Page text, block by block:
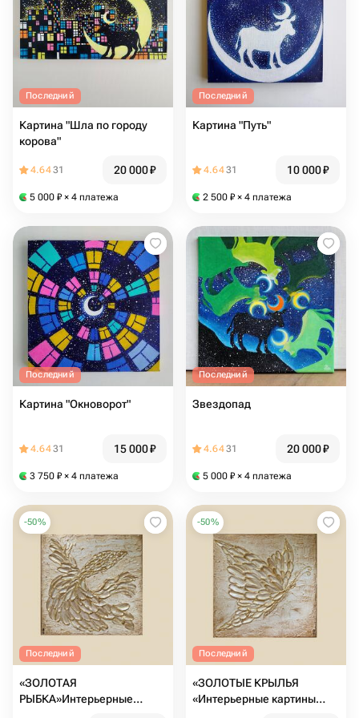
Последний
Картина "Шла по городу
корова"
4.6431 20 000₽
5 000 ₽ × 4 платежа
Последний
Картина "Путь"
4.6431 10 000₽
2 500 ₽ × 4 платежа
Последний
Картина "Окноворот"
4.6431 15 000₽
3 750 ₽ × 4 платежа
Последний
Звездопад
4.6431 20 000₽
5 000 ₽ × 4 платежа
-50%
Последний
«ЗОЛОТАЯ
РЫБКА»Интерьерные
-50%
Последний
«ЗОЛОТЫЕ КРЫЛЬЯ
«Интерьерные картины